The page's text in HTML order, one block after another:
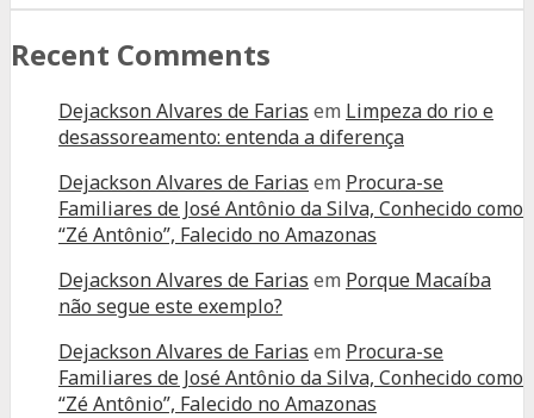
Recent Comments
Dejackson Alvares de Farias em Limpeza do rio e
desassoreamento: entenda a diferença
Dejackson Alvares de Farias em Procura-se
Familiares de José Antônio da Silva, Conhecido como
“Zé Antônio”, Falecido no Amazonas
Dejackson Alvares de Farias em Porque Macaíba
não segue este exemplo?
Dejackson Alvares de Farias em Procura-se
Familiares de José Antônio da Silva, Conhecido como
“Zé Antônio”, Falecido no Amazonas